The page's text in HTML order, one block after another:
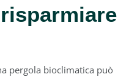
pergola bioclimatica può